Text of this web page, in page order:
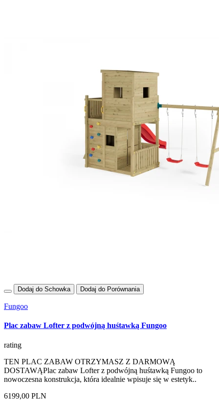
Dodaj do Schowka Dodaj do Porównania
Fungoo
Plac zabaw Lofter z podwójną huśtawką Fungoo
rating
TEN PLAC ZABAW OTRZYMASZ Z DARMOWĄ
DOSTAWĄPlac zabaw Lofter z podwójną huśtawką Fungoo to
nowoczesna konstrukcja, która idealnie wpisuje się w estetyk..
6199,00 PLN